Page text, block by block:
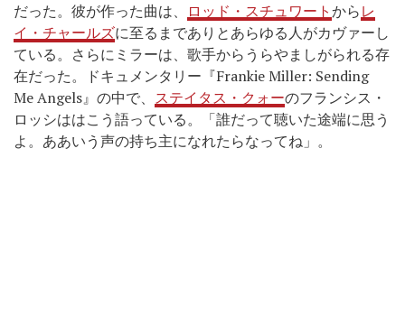
だった。彼が作った曲は、
ロッド・スチュワートからレ
イ・チャールズに至るまでありとあらゆる人がカヴァーし
ている。さらにミラーは、歌手からうらやましがられる存
在だった。ドキュメンタリー『Frankie Miller: Sending
Me Angels』の中で、 ステイタス・クォーのフランシス・
ロッシははこう語っている。「誰だって聴いた途端に思う
よ。ああいう声の持ち主になれたらなってね」。